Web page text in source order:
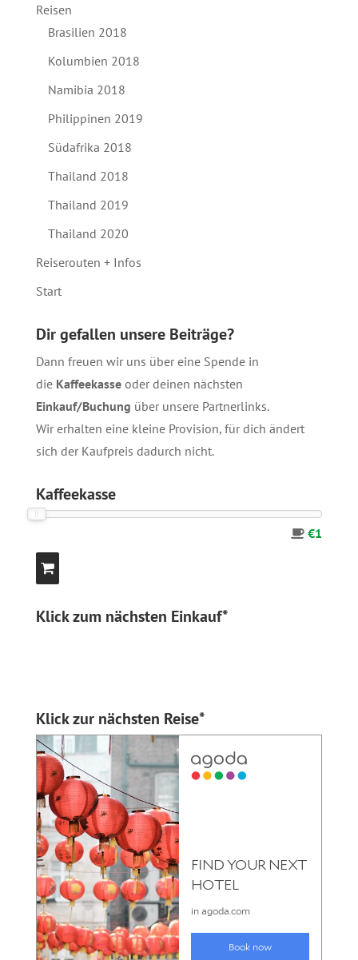
Reisen
Brasilien 2018
Kolumbien 2018
Namibia 2018
Philippinen 2019
Südafrika 2018
Thailand 2018
Thailand 2019
Thailand 2020
Reiserouten + Infos
Start
Dir gefallen unsere Beiträge?
Dann freuen wir uns über eine Spende in
die Kaffeekasseoder deinen nächsten
Einkauf/Buchung über unsere Partnerlinks.
Wir erhalten eine kleine Provision, für dich ändert
sich der Kaufpreis dadurch nicht.
Kaffeekasse
€1
Klick zum nächsten Einkauf*
Klick zur nächsten Reise*